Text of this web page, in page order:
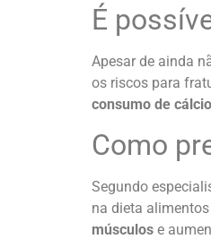
É
Apesar de ainda
os riscos para
consumo de cálcio
Como
Segundo
na dieta
músculos e